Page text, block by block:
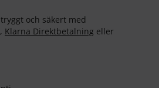
och säkert med
Klarna Direktbetalning eller